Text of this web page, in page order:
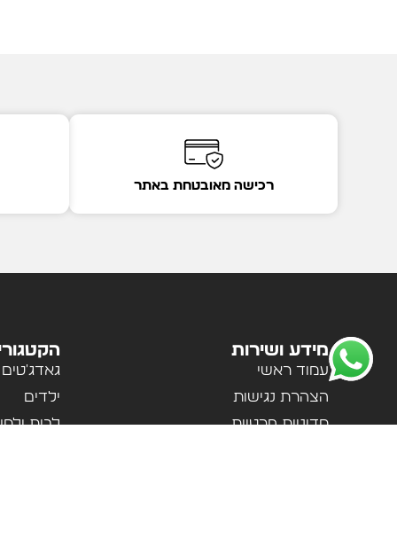
רכישה מאובטחת באתר
מידע ושירות
עמוד ראשי
הצהרת נגישות
מדיניות פרטיות
גאדג'טים
ילדים
לבית